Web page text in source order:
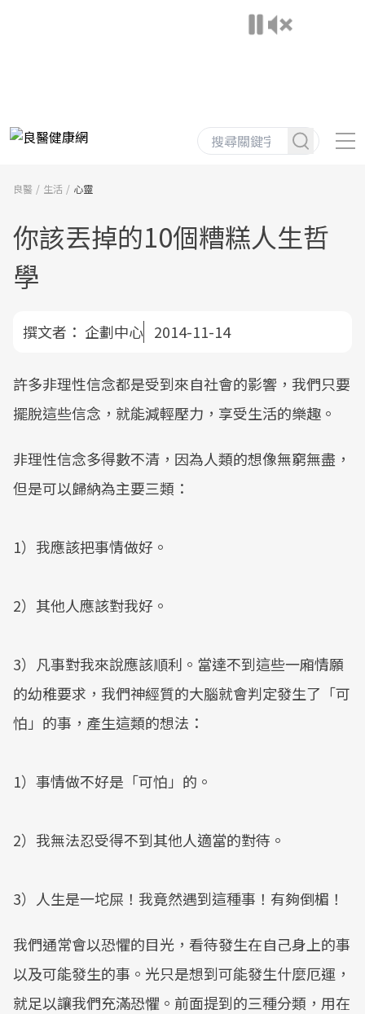
良醫 生活 心靈
你該丟掉的10個糟糕人生哲
學
撰文者： 企劃中心 2014-11-14
許多非理性信念都是受到來自社會的影響，我們只要
擺脫這些信念，就能減輕壓力，享受生活的樂趣。
非理性信念多得數不清，因為人類的想像無窮無盡，
但是可以歸納為主要三類：
1）我應該把事情做好。
2）其他人應該對我好。
3）凡事對我來說應該順利。當達不到這些一廂情願
的幼稚要求，我們神經質的大腦就會判定發生了「可
怕」的事，產生這類的想法：
1）事情做不好是「可怕」的。
2）我無法忍受得不到其他人適當的對待。
3）人生是一坨屎！我竟然遇到這種事！有夠倒楣！
我們通常會以恐懼的目光，看待發生在自己身上的事
以及可能發生的事。光只是想到可能發生什麼厄運，
就足以讓我們充滿恐懼。前面提到的三種分類，用在